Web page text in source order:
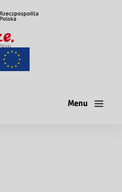
Menu